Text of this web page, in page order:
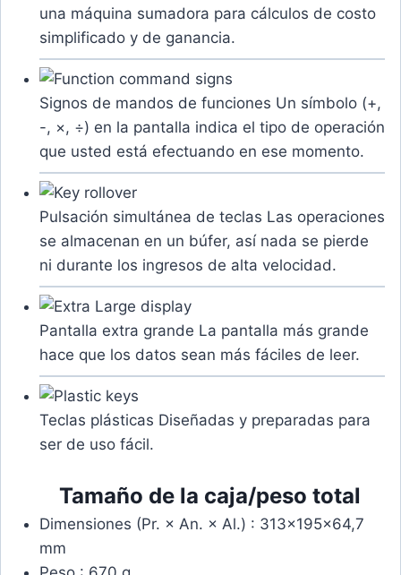
una máquina sumadora para cálculos de costo
simplificado y de ganancia.
Signos de mandos de funciones Un símbolo (+,
-, ×, ÷) en la pantalla indica el tipo de operación
que usted está efectuando en ese momento.
Pulsación simultánea de teclas Las operaciones
se almacenan en un búfer, así nada se pierde
ni durante los ingresos de alta velocidad.
Pantalla extra grande La pantalla más grande
hace que los datos sean más fáciles de leer.
Teclas plásticas Diseñadas y preparadas para
ser de uso fácil.
Tamaño de la caja/peso total
Dimensiones (Pr. × An. × Al.) : 313×195×64,7
mm